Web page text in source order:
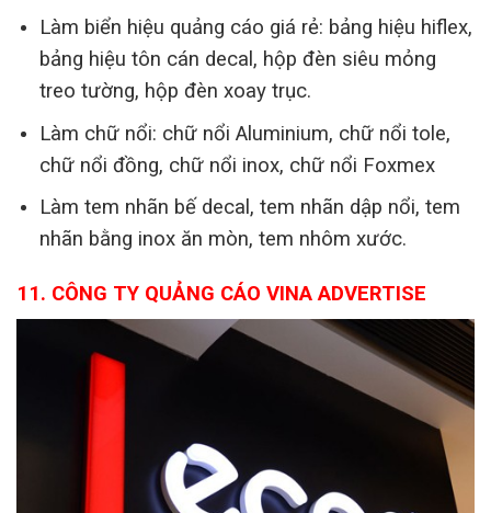
Làm biển hiệu quảng cáo giá rẻ: bảng hiệu hiflex,
bảng hiệu tôn cán decal, hộp đèn siêu mỏng
treo tường, hộp đèn xoay trục.
Làm chữ nổi: chữ nổi Aluminium, chữ nổi tole,
chữ nổi đồng, chữ nổi inox, chữ nổi Foxmex
Làm tem nhãn bế decal, tem nhãn dập nổi, tem
nhãn bằng inox ăn mòn, tem nhôm xước.
11. CÔNG TY QUẢNG CÁO VINA ADVERTISE